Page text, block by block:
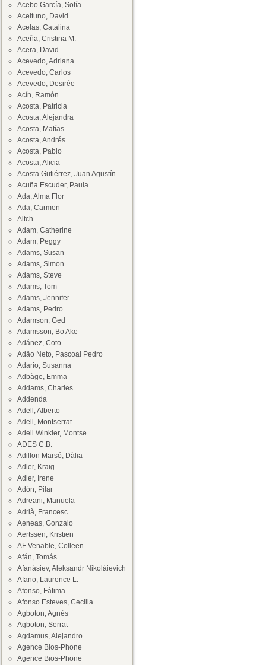
Acebo García, Sofía
Aceituno, David
Acelas, Catalina
Aceña, Cristina M.
Acera, David
Acevedo, Adriana
Acevedo, Carlos
Acevedo, Desirée
Acín, Ramón
Acosta, Patricia
Acosta, Alejandra
Acosta, Matías
Acosta, Andrés
Acosta, Pablo
Acosta, Alicia
Acosta Gutiérrez, Juan Agustín
Acuña Escuder, Paula
Ada, Alma Flor
Ada, Carmen
Aitch
Adam, Catherine
Adam, Peggy
Adams, Susan
Adams, Simon
Adams, Steve
Adams, Tom
Adams, Jennifer
Adams, Pedro
Adamson, Ged
Adamsson, Bo Ake
Adánez, Coto
Adâo Neto, Pascoal Pedro
Adario, Susanna
Adbåge, Emma
Addams, Charles
Addenda
Adell, Alberto
Adell, Montserrat
Adell Winkler, Montse
ADES C.B.
Adillon Marsó, Dàlia
Adler, Kraig
Adler, Irene
Adón, Pilar
Adreani, Manuela
Adrià, Francesc
Aeneas, Gonzalo
Aertssen, Kristien
AF Venable, Colleen
Afán, Tomás
Afanásiev, Aleksandr Nikoláievich
Afano, Laurence L.
Afonso, Fátima
Afonso Esteves, Cecilia
Agboton, Agnès
Agboton, Serrat
Agdamus, Alejandro
Agence Bios-Phone
Agence Bios-Phone